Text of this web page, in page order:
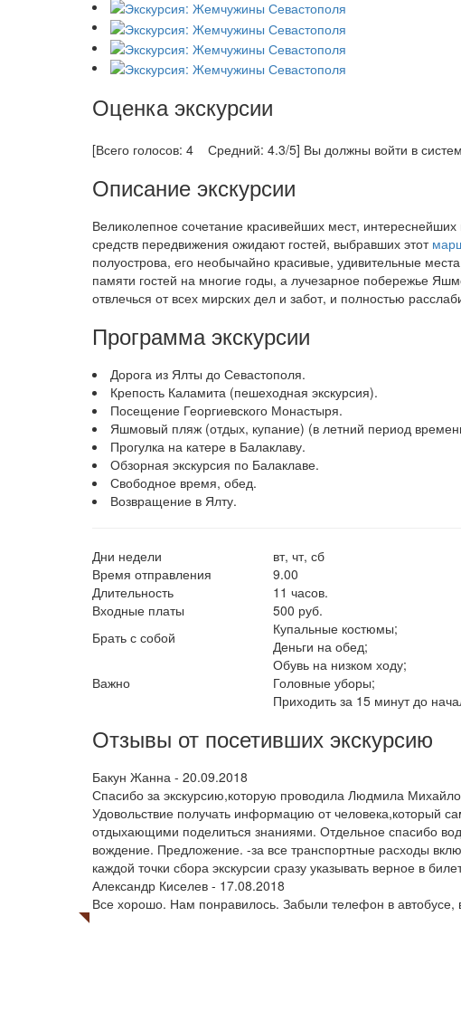
Оценка экскурсии
[Всего голосов: 4 Средний: 4.3/5] Вы должны войти в
Описание экскурсии
Великолепное сочетание красивейших мест,
средств передвижения ожидают гостей, выбравших этот
полуострова, его необычайно красивые, удивительные
памяти гостей на многие годы, а лучезарное побережье
отвлечься от всех мирских дел и забот, и полностью
Программа экскурсии
Дорога из Ялты до Севастополя.
Крепость Каламита (пешеходная экскурсия).
Посещение Георгиевского Монастыря.
Яшмовый пляж (отдых, купание) (в летний период
Прогулка на катере в Балаклаву.
Обзорная экскурсия по Балаклаве.
Свободное время, обед.
Возвращение в Ялту.
Дни недели
вт, чт, сб
Время отправления
9.00
Длительность
11 часов.
Входные платы
500 руб.
Брать с собой
Купальные костюмы;
Деньги на обед;
Важно
Обувь на низком ходу;
Головные уборы;
Приходить за 15 минут до
Отзывы от посетивших экскурсию
Бакун Жанна - 20.09.2018
Спасибо за экскурсию,которую проводила Людмила
Удовольствие получать информацию от человека,который
отдыхающими поделиться знаниями. Отдельное спасибо
вождение. Предложение. -за все транспортные расходы
каждой точки сбора экскурсии сразу указывать верное в
Александр Киселев - 17.08.2018
Все хорошо. Нам понравилось. Забыли телефон в автобусе,